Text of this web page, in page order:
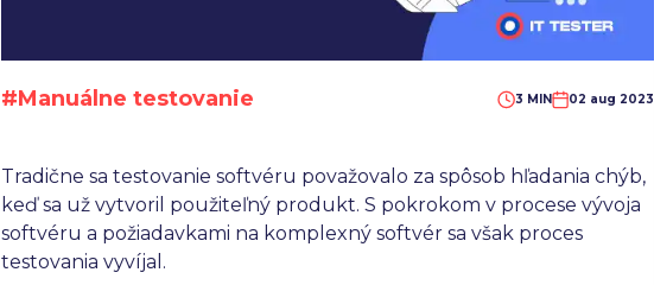
#Manuálne testovanie 3 MIN 02 aug 2023
Tradične sa testovanie softvéru považovalo za spôsob hľadania chýb,
keď sa už vytvoril použiteľný produkt. S pokrokom v procese vývoja
softvéru a požiadavkami na komplexný softvér sa však proces
testovania vyvíjal.